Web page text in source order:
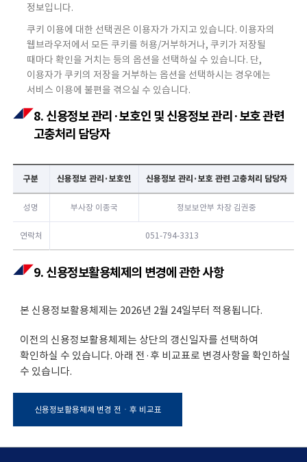
정보입니다.
쿠키 이용에 대한 선택권은 이용자가 가지고 있습니다. 이용자의
웹브라우저에서 모든 쿠키를 허용/거부하거나, 쿠키가 저장될
때마다 확인을 거치는 등의 옵션을 선택하실 수 있습니다. 단,
이용자가 쿠키의 저장을 거부하는 옵션을 선택하시는 경우에는
서비스 이용에 불편을 겪으실 수 있습니다.
8. 신용정보 관리·보호인 및 신용정보 관리·보호 관련
고충처리 담당자
구분 신용정보 관리·보호인 신용정보 관리·보호 관련 고충처리 담당자
성명 부사장 이종국 정보보안부 차장 김권중
연락처 051-794-3313
9. 신용정보활용체제의 변경에 관한 사항
본 신용정보활용체제는 2026년 2월 24일부터 적용됩니다.
이전의 신용정보활용체제는 상단의 갱신일자를 선택하여
확인하실 수 있습니다. 아래 전·후 비교표로 변경사항을 확인하실
수 있습니다.
신용정보활용체제 변경 전ㆍ후 비교표